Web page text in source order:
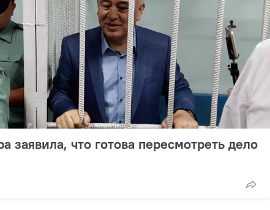
заявила, что готова пересмотреть дело